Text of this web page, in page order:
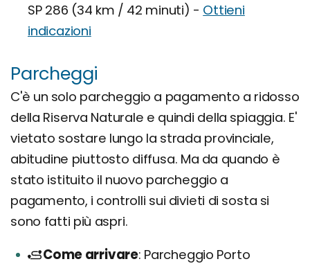
SP 286 (34 km / 42 minuti) - Ottieni
indicazioni
Parcheggi
C'è un solo parcheggio a pagamento a ridosso
della Riserva Naturale e quindi della spiaggia. E'
vietato sostare lungo la strada provinciale,
abitudine piuttosto diffusa. Ma da quando è
stato istituito il nuovo parcheggio a
pagamento, i controlli sui divieti di sosta si
sono fatti più aspri.
Come arrivare Parcheggio Porto